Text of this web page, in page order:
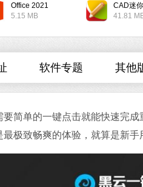
Office 2021
5.15 MB
CAD迷
41.81
软件专题 其他
单的一键点击就能快速完成
极致畅爽的体验，就算是新